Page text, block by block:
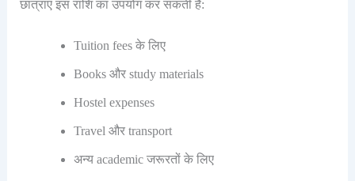
छात्राएं इस राशि का उपयोग कर सकती हैं:
Tuition fees के लिए
Books और study materials
Hostel expenses
Travel और transport
अन्य academic जरूरतों के लिए